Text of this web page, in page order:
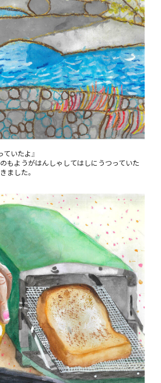
いたよ』
もようがはんしゃしてはしにうつっていた
ました。